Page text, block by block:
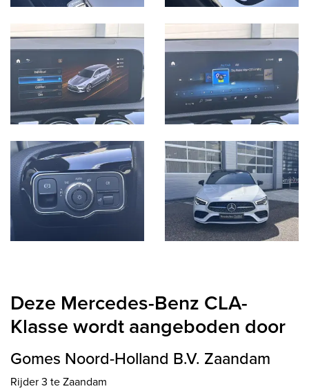
Deze Mercedes-Benz CLA-
Klasse wordt aangeboden door
Gomes Noord-Holland B.V. Zaandam
Rijder 3 te Zaandam